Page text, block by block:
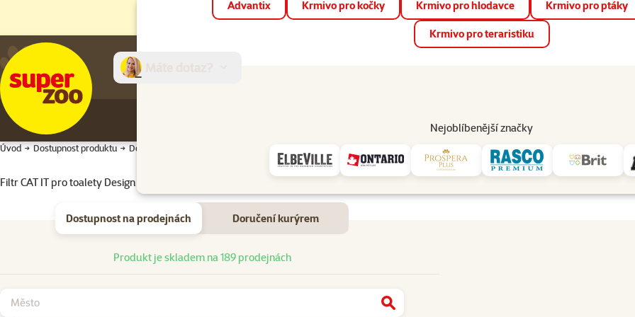
📱 Stáhněte si novou aplikaci Super zoo.Více informací
Advantix Krmivo pro kočky Krmivo pro hlodavce Krmivo pro ptáky
Krmivo pro teraristiku
Nejoblíbenější značky
Prodejny Služby
Úvod Dostupnost produktu Dostupnost produktu
Dostupnost a doručení
Filtr CAT IT pro toalety Design 2ks
Dostupnost na prodejnách Doručení kurýrem
Dostupnost na prodejnáchProdukt je skladem na 189 prodejnách
Najít